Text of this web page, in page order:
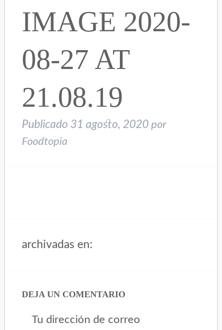
IMAGE 2020-
08-27 AT
21.08.19
Publicado 31 agosto, 2020 por
Foodtopia
archivadas en:
DEJA UN COMENTARIO
Tu dirección de correo